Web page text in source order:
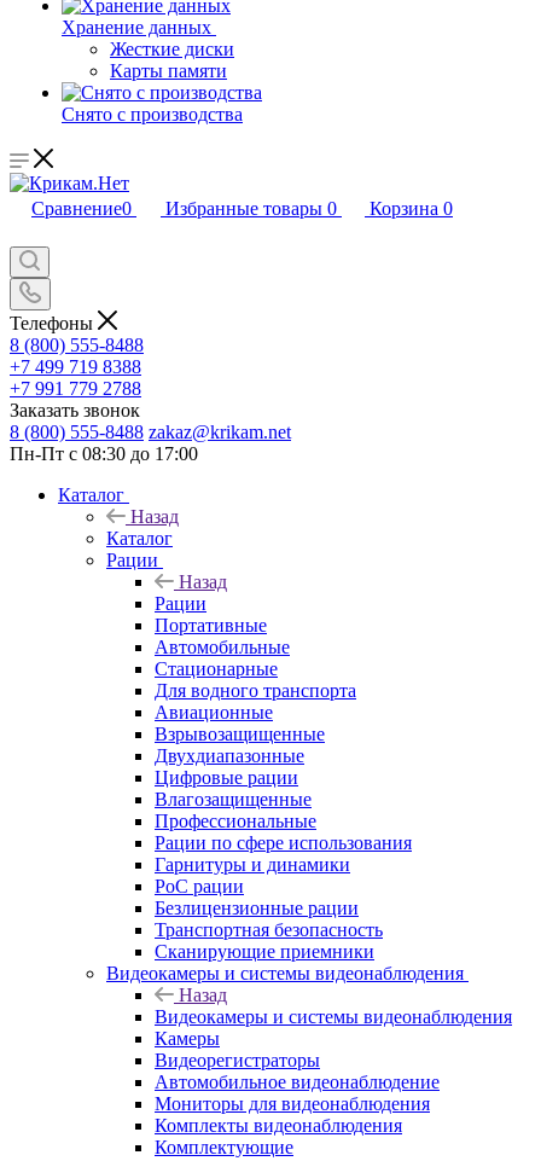
Хранение данных
Жесткие диски
Карты памяти
Снято с производства
Сравнение0 Избранные товары 0 Корзина 0
Телефоны
8 (800) 555-8488
+7 499 719 8388
+7 991 779 2788
Заказать звонок
8 (800) 555-8488 zakaz@krikam.net
Пн-Пт с 08:30 до 17:00
Каталог
Назад
Каталог
Рации
Назад
Рации
Портативные
Автомобильные
Стационарные
Для водного транспорта
Авиационные
Взрывозащищенные
Двухдиапазонные
Цифровые рации
Влагозащищенные
Профессиональные
Рации по сфере использования
Гарнитуры и динамики
PoC рации
Безлицензионные рации
Транспортная безопасность
Сканирующие приемники
Видеокамеры и системы видеонаблюдения
Назад
Видеокамеры и системы видеонаблюдения
Камеры
Видеорегистраторы
Автомобильное видеонаблюдение
Мониторы для видеонаблюдения
Комплекты видеонаблюдения
Комплектующие